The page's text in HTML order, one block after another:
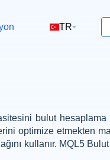
TR
bulut hesaplama
optimize etmekten
kullanır. MQL5